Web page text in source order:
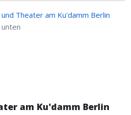
Theater am Ku'damm Berlin
am Ku'damm Berlin